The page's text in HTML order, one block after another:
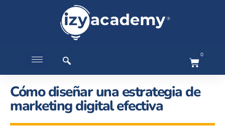
0
Cómo diseñar una estrategia de
marketing digital efectiva